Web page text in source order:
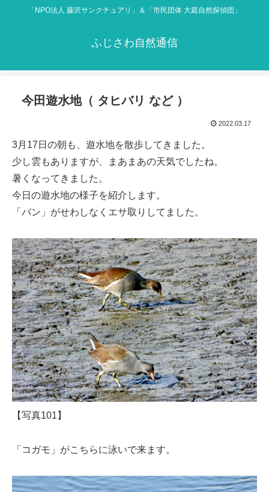
「NPO法人 藤沢サンクチュアリ」＆「市民団体 大庭自然探偵団」
ふじさわ自然通信
今田遊水地（ タヒバリ など ）
2022.03.17
3月17日の朝も、遊水地を散歩してきました。
少し雲もありますが、まあまあの天気でしたね。
暑くなってきました。
今日の遊水地の様子を紹介します。
「バン」がせわしなくエサ取りしてました。
【写真101】
「コガモ」がこちらに泳いで来ます。